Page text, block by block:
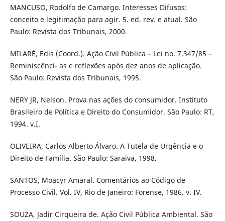
MANCUSO, Rodolfo de Camargo. Interesses Difusos:
conceito e legitimação para agir. 5. ed. rev. e atual. São
Paulo: Revista dos Tribunais, 2000.
MILARÉ, Edis (Coord.). Ação Civil Pública – Lei no. 7.347/85 –
Reminiscênci- as e reflexões após dez anos de aplicação.
São Paulo: Revista dos Tribunais, 1995.
NERY JR, Nelson. Prova nas ações do consumidor. Instituto
Brasileiro de Política e Direito do Consumidor. São Paulo: RT,
1994. v.I.
OLIVEIRA, Carlos Alberto Álvaro. A Tutela de Urgência e o
Direito de Família. São Paulo: Saraiva, 1998.
SANTOS, Moacyr Amaral. Comentários ao Código de
Processo Civil. Vol. IV, Rio de Janeiro: Forense, 1986. v. IV.
SOUZA, Jadir Cirqueira de. Ação Civil Pública Ambiental. São